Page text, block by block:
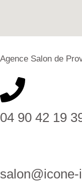
Agence Salon de
04 90 42 19